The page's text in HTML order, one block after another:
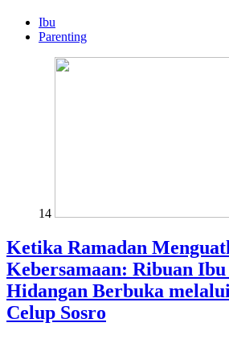
Ibu
Parenting
14
Ketika Ramadan
Kebersamaan: Ribuan
Hidangan Berbuka
Celup Sosro